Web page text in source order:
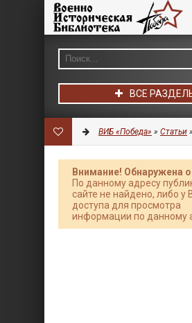
ВСЕ
ВИБ «Победа» » Статьи »
Внимание! Обнаружена
По данному адресу
сайте не найдено, либо у
доступа для просмотра
информации по данному